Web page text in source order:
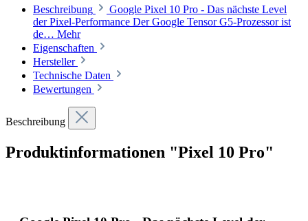
Beschreibung
Google Pixel 10 Pro - Das nächste Level
der Pixel-Performance Der Google Tensor G5-Prozessor ist
de… Mehr
Eigenschaften
Hersteller
Technische Daten
Bewertungen
Beschreibung
Produktinformationen "Pixel 10 Pro"